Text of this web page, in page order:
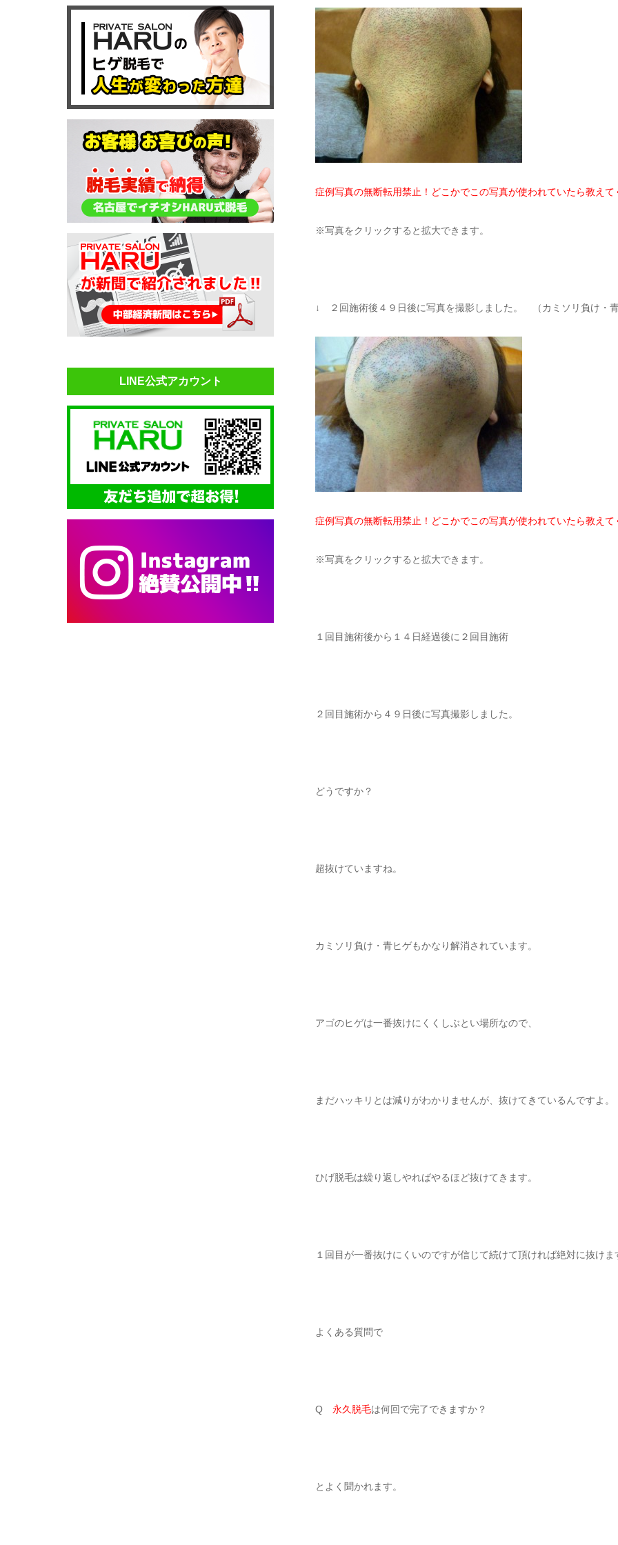
症例写真の無断転用禁止！どこかでこの写真が使われていたら教えて
※写真をクリックすると拡大できます。
↓ ２回施術後４９日後に写真を撮影しました。 （カミソリ負け・青
症例写真の無断転用禁止！どこかでこの写真が使われていたら教えて
※写真をクリックすると拡大できます。
１回目施術後から１４日経過後に２回目施術
２回目施術から４９日後に写真撮影しました。
どうですか？
超抜けていますね。
カミソリ負け・青ヒゲもかなり解消されています。
アゴのヒゲは一番抜けにくくしぶとい場所なので、
まだハッキリとは減りがわかりませんが、抜けてきているんですよ。
ひげ脱毛は繰り返しやればやるほど抜けてきます。
１回目が一番抜けにくいのですが信じて続けて頂ければ絶対に抜けま
よくある質問で
Q 永久脱毛は何回で完了できますか？
とよく聞かれます。
LINE公式アカウント